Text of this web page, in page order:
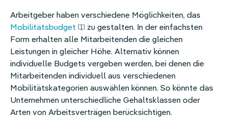
Arbeitgeber haben verschiedene Möglichkeiten, das
Mobilitätsbudget
zu gestalten. In der einfachsten
Form erhalten alle Mitarbeitenden die gleichen
Leistungen in gleicher Höhe. Alternativ können
individuelle Budgets vergeben werden, bei denen die
Mitarbeitenden individuell aus verschiedenen
Mobilitätskategorien auswählen können. So könnte das
Unternehmen unterschiedliche Gehaltsklassen oder
Arten von Arbeitsverträgen berücksichtigen.